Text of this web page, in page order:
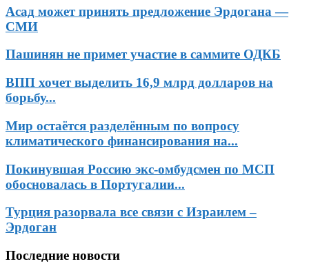
Асад может принять предложение Эрдогана —
СМИ
Пашинян не примет участие в саммите ОДКБ
ВПП хочет выделить 16,9 млрд долларов на
борьбу...
Мир остаётся разделённым по вопросу
климатического финансирования на...
Покинувшая Россию экс-омбудсмен по МСП
обосновалась в Португалии...
Турция разорвала все связи с Израилем –
Эрдоган
Последние новости